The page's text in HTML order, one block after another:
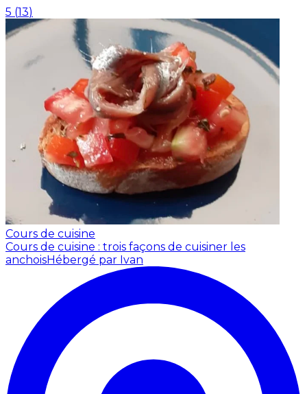
5 (13)
Cours de cuisine
Cours de cuisine : trois façons de cuisiner les
anchoisHébergé par Ivan